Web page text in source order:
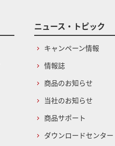
ニュース・トピック
キャンペーン情報
情報誌
商品のお知らせ
当社のお知らせ
商品サポート
ダウンロードセンター